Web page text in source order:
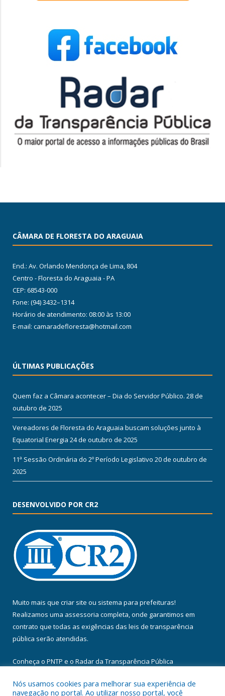
CÂMARA DE FLORESTA DO ARAGUAIA
End.: Av. Orlando Mendonça de Lima, 804
Centro - Floresta do Araguaia - PA
CEP: 68543-000
Fone: (94) 3432–1314
Horário de atendimento: 08:00 às 13:00
E-mail: camaradefloresta@hotmail.com
ÚLTIMAS PUBLICAÇÕES
Quem faz a Câmara acontecer – Dia do Servidor Público. 28 de
outubro de 2025
Vereadores de Floresta do Araguaia buscam soluções junto à
Equatorial Energia 24 de outubro de 2025
11ª Sessão Ordinária do 2º Período Legislativo 20 de outubro de
2025
DESENVOLVIDO POR CR2
Muito mais que criar site ou sistema para prefeituras!
Realizamos uma assessoria completa, onde garantimos em
contrato que todas as exigências das leis de transparência
pública serão atendidas.
Conheça o PNTP e o Radar da Transparência Pública
Nós usamos cookies para melhorar sua experiência de
navegação no portal. Ao utilizar nosso portal, você